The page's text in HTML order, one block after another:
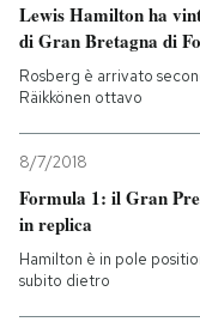
Lewis Hamilton ha
di Gran Bretagna di
Rosberg è arrivato
Räikkönen ottavo
8/7/2018
Formula 1: il Gran
in replica
Hamilton è in pole
subito dietro